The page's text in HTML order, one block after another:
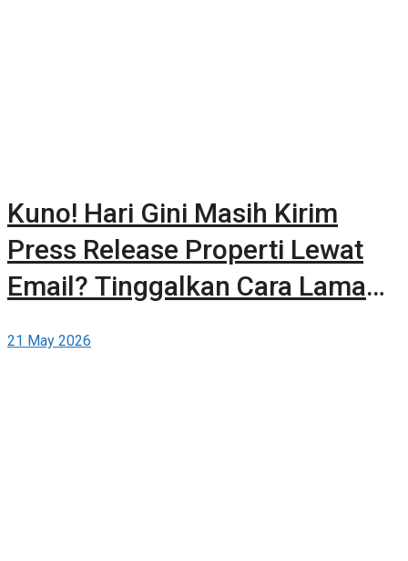
Kuno! Hari Gini Masih Kirim
Press Release Properti Lewat
Email? Tinggalkan Cara Lama
Gratis di Berita-Properti.com
21 May 2026